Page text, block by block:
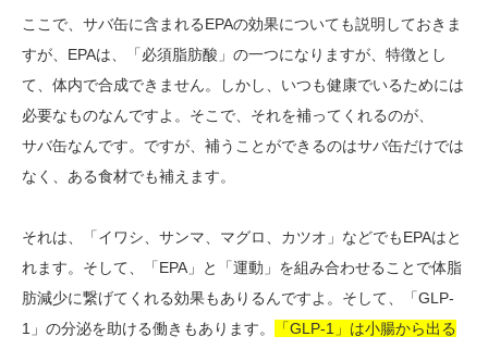
ここで、サバ缶に含まれるEPAの効果についても説明しておきま
すが、EPAは、「必須脂肪酸」の一つになりますが、特徴とし
て、体内で合成できません。しかし、いつも健康でいるためには
必要なものなんですよ。そこで、それを補ってくれるのが、
サバ缶なんです。ですが、補うことができるのはサバ缶だけでは
なく、ある食材でも補えます。
それは、「イワシ、サンマ、マグロ、カツオ」などでもEPAはと
れます。そして、「EPA」と「運動」を組み合わせることで体脂
肪減少に繋げてくれる効果もありるんですよ。そして、「GLP-
1」の分泌を助ける働きもあります。
「GLP-1」は小腸から出る